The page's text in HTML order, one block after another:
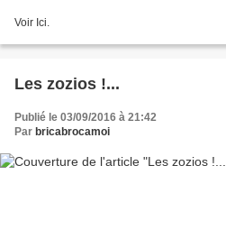
Voir Ici.
Les zozios !...
Publié le 03/09/2016 à 21:42
Par bricabrocamoi